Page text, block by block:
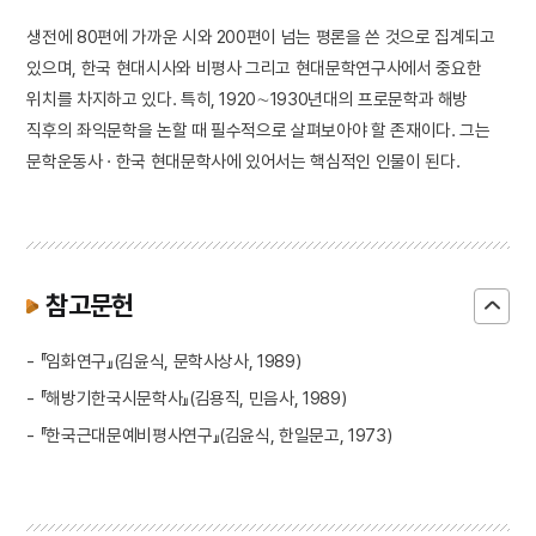
생전에 80편에 가까운 시와 200편이 넘는 평론을 쓴 것으로 집계되고
있으며, 한국 현대시사와 비평사 그리고 현대문학연구사에서 중요한
위치를 차지하고 있다. 특히, 1920∼1930년대의 프로문학과 해방
직후의 좌익문학을 논할 때 필수적으로 살펴보아야 할 존재이다. 그는
문학운동사 · 한국 현대문학사에 있어서는 핵심적인 인물이 된다.
참고문헌
- 『임화연구』(김윤식, 문학사상사, 1989)
- 『해방기한국시문학사』(김용직, 민음사, 1989)
- 『한국근대문예비평사연구』(김윤식, 한일문고, 1973)